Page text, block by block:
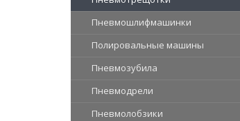
Пневмошлифмашинки
Полировальные машины
Пневмозубила
Пневмодрели
Пневмолобзики